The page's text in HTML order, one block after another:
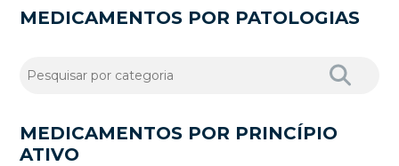
MEDICAMENTOS POR PATOLOGIAS
MEDICAMENTOS POR PRINCÍPIO
ATIVO